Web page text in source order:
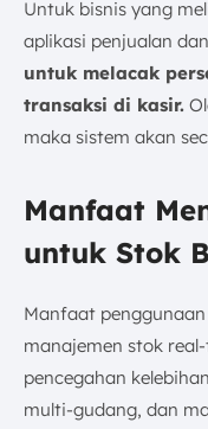
Untuk bisnis yang
aplikasi penjualan
untuk melacak
transaksi di kasir.
maka sistem akan
Manfaat
untuk Stok
Manfaat
manajemen stok
pencegahan
multi-gudang, dan